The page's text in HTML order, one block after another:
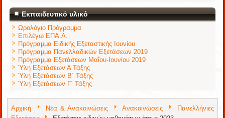
Εκπαιδευτικό υλικό
Ωρολόγιο Πρόγραμμα
Επιλέγω ΕΠΑ.Λ.
Πρόγραμμα Ειδικής Εξεταστικής Ιουνίου
Πρόγραμμα Πανελλαδικών Εξετάσεων 2019
Πρόγραμμα Εξετάσεων Μαΐου-Ιουνίου 2019
Ύλη Εξετάσεων Α Τάξης
Ύλη Εξετάσεων Β΄ Τάξης
Ύλη Εξετάσεων Γ΄ Τάξης
Αρχική Νέα & Ανακοινώσεις Ανακοινώσεις
Πανελλήνιες